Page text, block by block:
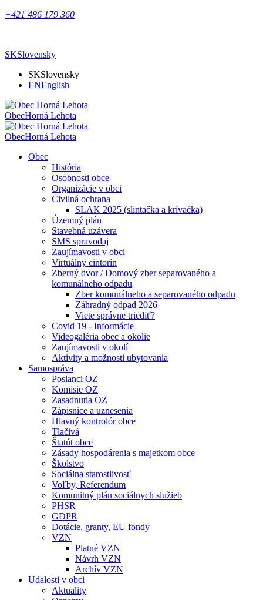
+421 486 179 360
SKSlovensky
SKSlovensky
ENEnglish
ObecHorná Lehota
ObecHorná Lehota
Obec
História
Osobnosti obce
Organizácie v obci
Civilná ochrana
SLAK 2025 (slintačka a krívačka)
Územný plán
Stavebná uzávera
SMS spravodaj
Zaujímavosti v obci
Virtuálny cintorín
Zberný dvor / Domový zber separovaného a
komunálneho odpadu
Zber komunálneho a separovaného odpadu
Záhradný odpad 2026
Viete správne triediť?
Covid 19 - Informácie
Videogaléria obec a okolie
Zaujímavosti v okolí
Aktivity a možnosti ubytovania
Samospráva
Poslanci OZ
Komisie OZ
Zasadnutia OZ
Zápisnice a uznesenia
Hlavný kontrolór obce
Tlačivá
Štatút obce
Zásady hospodárenia s majetkom obce
Školstvo
Sociálna starostlivosť
Voľby, Referendum
Komunitný plán sociálnych služieb
PHSR
GDPR
Dotácie, granty, EU fondy
VZN
Platné VZN
Návrh VZN
Archív VZN
Udalosti v obci
Aktuality